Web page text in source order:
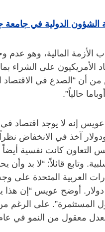
الشؤون الدولية في
المالية، وهو عدم
الأمريكيون على
أن “الصدع في
حالياً”.
إنه لا يوجد اقتصاد في
آخذ في الانخفاض نظراً
التعاون كانت نفسية
وتابع قائلاً: “لا
على الرغم
عام 2009 ليشكل ذلك عوناً